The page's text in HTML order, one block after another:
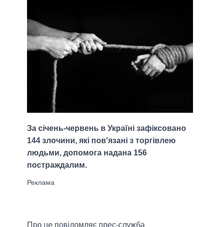
За січень-червень в Україні зафіксовано
144 злочини, які пов'язані з торгівлею
людьми, допомога надана 156
постраждалим.
Про це повідомляє прес-служба